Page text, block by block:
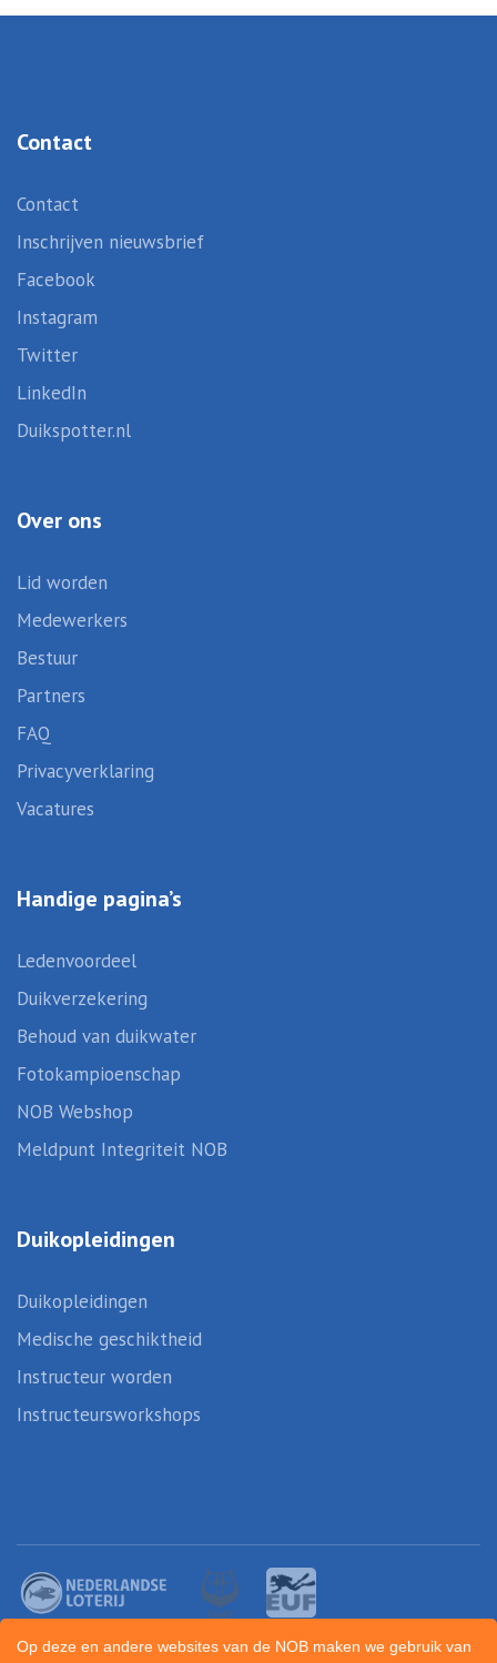
Contact
Contact
Inschrijven nieuwsbrief
Facebook
Instagram
Twitter
LinkedIn
Duikspotter.nl
Over ons
Lid worden
Medewerkers
Bestuur
Partners
FAQ
Privacyverklaring
Vacatures
Handige pagina’s
Ledenvoordeel
Duikverzekering
Behoud van duikwater
Fotokampioenschap
NOB Webshop
Meldpunt Integriteit NOB
Duikopleidingen
Duikopleidingen
Medische geschiktheid
Instructeur worden
Instructeursworkshops
Op deze en andere websites van de NOB maken we gebruik van